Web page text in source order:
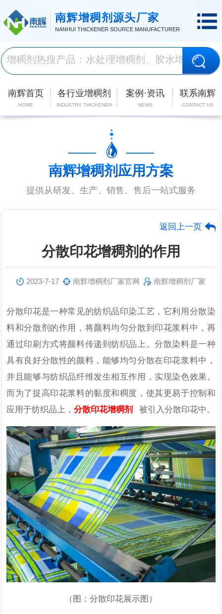
南辉增稠剂源头厂家
NANHUI THICKENER SOURCE MANUFACTURER
南辉首页
HOME
各行业增稠剂
INDUSTRY THICKENER
案例·资讯
NEWS
联系南辉
CONTACT US
南辉增稠剂应用方案
提供从研发、生产、销售、售后一站式服务
返回上一页
分散印花增稠剂的作用
2023-7-17 南辉增稠剂厂家官网 南辉增稠剂厂家
分散印花是一种常见的纺织品印染工艺，它利用分散染
料和分散剂的作用，将颜料均匀分散到印花浆料中，再
通过印刷方式将颜料传递到纺织品上。分散染料是一种
具有良好分散性的颜料，能够均匀分散在印花浆料中，
并且能够与纺织品纤维发生相互作用，实现染色效果。
而为了提高印花浆料的黏度和稠度，使其更易于控制和
应用于纺织品上，分散印花增稠剂 被引入分散印花中。
（图：分散印花展示图）